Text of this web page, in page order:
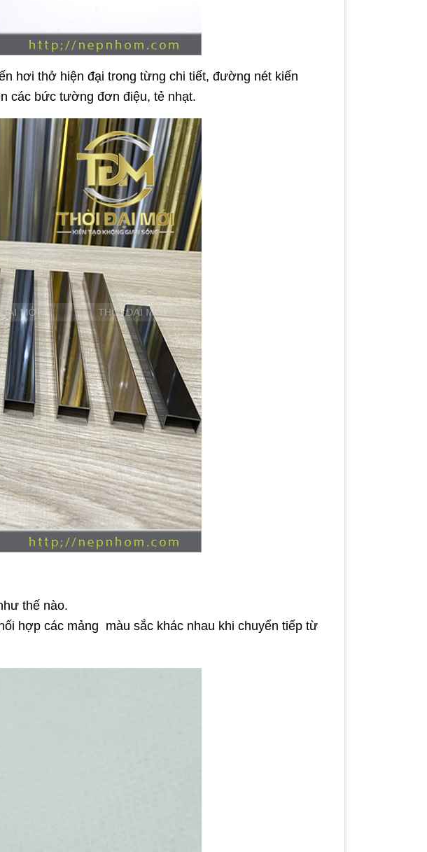
hơi thở hiện đại trong từng chi tiết, đường nét kiến
các bức tường đơn điệu, tẻ nhạt.
thế nào.
hợp các mảng màu sắc khác nhau khi chuyển tiếp từ